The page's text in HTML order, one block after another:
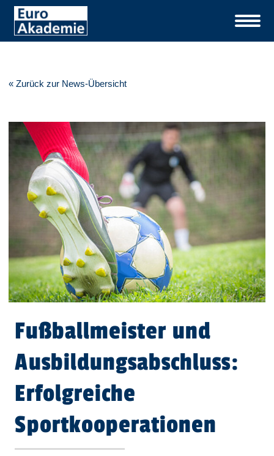
« Zurück zur News-Übersicht
Fußballmeister und
Ausbildungsabschluss:
Erfolgreiche
Sportkooperationen